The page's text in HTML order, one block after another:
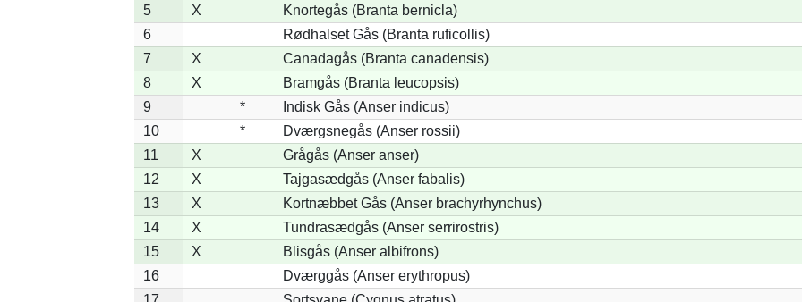
5
X
Knortegås (Branta bernicla)
6
Rødhalset Gås (Branta ruficollis)
7
X
Canadagås (Branta canadensis)
8
X
Bramgås (Branta leucopsis)
9
*
Indisk Gås (Anser indicus)
10
*
Dværgsnegås (Anser rossii)
11
X
Grågås (Anser anser)
12
X
Tajgasædgås (Anser fabalis)
13
X
Kortnæbbet Gås (Anser brachyrhynchus)
14
X
Tundrasædgås (Anser serrirostris)
15
X
Blisgås (Anser albifrons)
16
Dværggås (Anser erythropus)